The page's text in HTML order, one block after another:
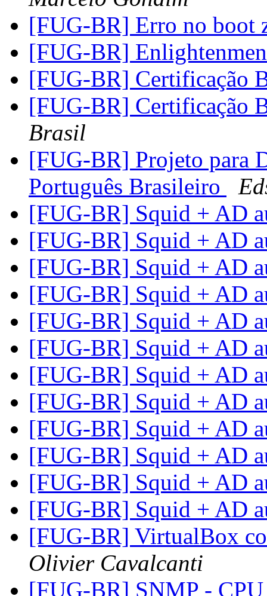
[FUG-BR] Erro no boot
[FUG-BR]
[FUG-BR] Certificação
[FUG-BR] Certificação
Brasil
[FUG-BR] Projeto para
Português Brasileiro
[FUG-BR] Squid + AD
[FUG-BR] Squid + AD
[FUG-BR] Squid + AD
[FUG-BR] Squid + AD
[FUG-BR] Squid + AD
[FUG-BR] Squid + AD
[FUG-BR] Squid + AD
[FUG-BR] Squid + AD
[FUG-BR] Squid + AD
[FUG-BR] Squid + AD
[FUG-BR] Squid + AD
[FUG-BR] Squid + AD
[FUG-BR] VirtualBox
Olivier Cavalcanti
[FUG-BR] SNMP -